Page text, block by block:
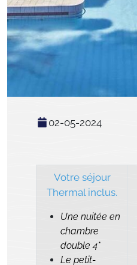
02-05-2024
Votre séjour
Thermal inclus.
Une nuitée en
chambre
double 4*
Le petit-